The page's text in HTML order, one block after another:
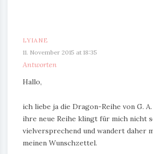
LYIANE
11. November 2015 at 18:35
Antworten
Hallo,
ich liebe ja die Dragon-Reihe von G.
ihre neue Reihe klingt für mich nicht
vielversprechend und wandert daher
meinen Wunschzettel.